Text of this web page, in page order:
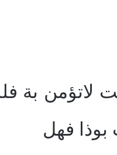
لاتؤمن بة
بوذا فهل